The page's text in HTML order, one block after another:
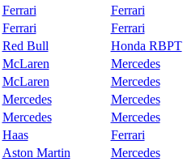
Ferrari Ferrari
Ferrari Ferrari
Red Bull Honda RBPT
McLaren Mercedes
McLaren Mercedes
Mercedes Mercedes
Mercedes Mercedes
Haas Ferrari
Aston Martin Mercedes